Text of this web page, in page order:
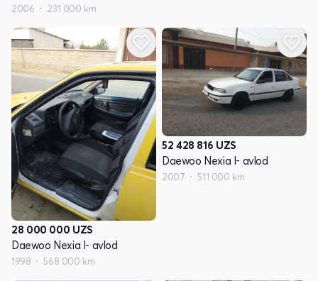
2006 231 000 km
28 000 000 UZS
Daewoo Nexia I- avlod
1998 568 000 km
52 428 816 UZS
Daewoo Nexia I- avlod
2007 511 000 km